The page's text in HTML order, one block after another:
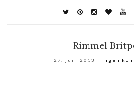
Rimmel
27. juni 2013 Ingen